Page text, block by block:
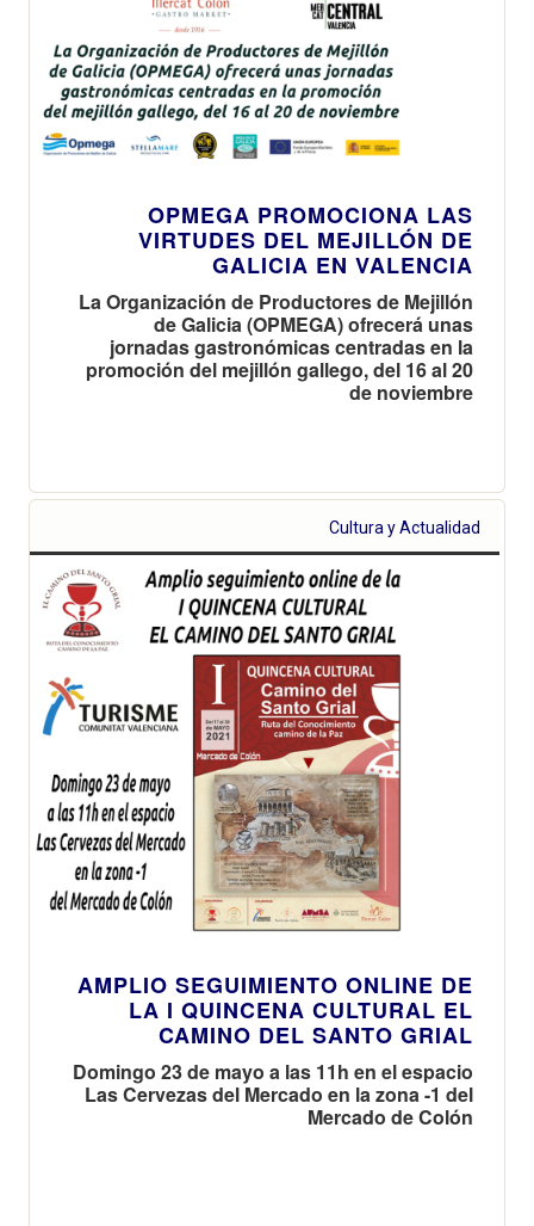
OPMEGA PROMOCIONA LAS
VIRTUDES DEL MEJILLÓN DE
GALICIA EN VALENCIA
La Organización de Productores de Mejillón
de Galicia (OPMEGA) ofrecerá unas
jornadas gastronómicas centradas en la
promoción del mejillón gallego, del 16 al 20
de noviembre
Cultura y Actualidad
AMPLIO SEGUIMIENTO ONLINE DE
LA I QUINCENA CULTURAL EL
CAMINO DEL SANTO GRIAL
Domingo 23 de mayo a las 11h en el espacio
Las Cervezas del Mercado en la zona -1 del
Mercado de Colón